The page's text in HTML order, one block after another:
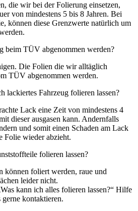
die wir bei der Folierung einsetzen,
von mindestens 5 bis 8 Jahren. Bei
können diese Grenzwerte natürlich um
beim TÜV abgenommen werden?
Die Folien die wir alltäglich
TÜV abgenommen werden.
lackiertes Fahrzeug folieren lassen?
Lack eine Zeit von mindestens 4
dieser ausgasen kann. Andernfalls
und somit einen Schaden am Lack
Folie wieder abzieht.
folieren lassen?
können foliert werden, raue und
leider nicht.
kann ich alles folieren lassen?“ Hilfe
kontaktieren.